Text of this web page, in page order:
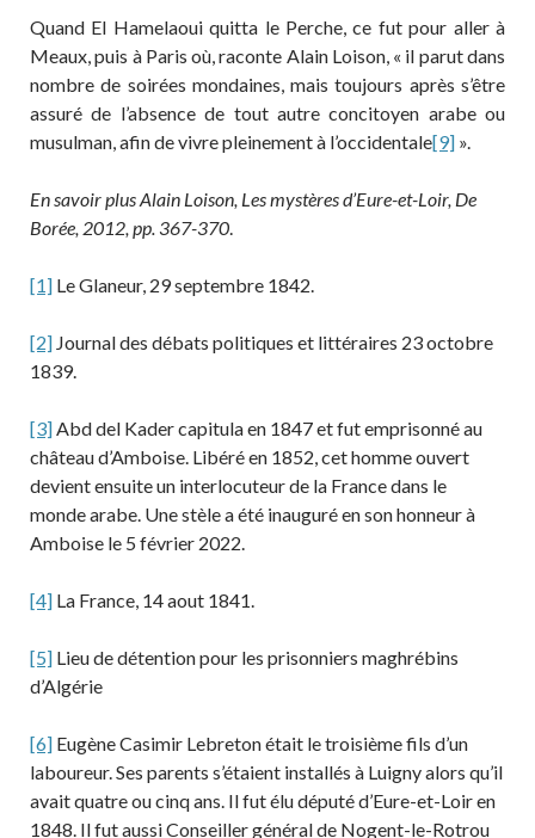
Quand El Hamelaoui quitta le Perche, ce fut pour aller à
Meaux, puis à Paris où, raconte Alain Loison, « il parut dans
nombre de soirées mondaines, mais toujours après s’être
assuré de l’absence de tout autre concitoyen arabe ou
musulman, afin de vivre pleinement à l’occidentale[9] ».
En savoir plus Alain Loison, Les mystères d’Eure-et-Loir, De
Borée, 2012, pp. 367-370.
[1] Le Glaneur, 29 septembre 1842.
[2] Journal des débats politiques et littéraires 23 octobre
1839.
[3]Abd del Kader capitula en 1847 et fut emprisonné au
château d’Amboise. Libéré en 1852, cet homme ouvert
devient ensuite un interlocuteur de la France dans le
monde arabe. Une stèle a été inauguré en son honneur à
Amboise le 5 février 2022.
[4] La France, 14 aout 1841.
[5] Lieu de détention pour les prisonniers maghrébins
d’Algérie
[6] Eugène Casimir Lebreton était le troisième fils d’un
laboureur. Ses parents s’étaient installés à Luigny alors qu’il
avait quatre ou cinq ans. Il fut élu député d’Eure-et-Loir en
1848. Il fut aussi Conseiller général de Nogent-le-Rotrou